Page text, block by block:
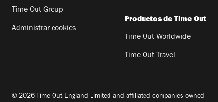
Time Out Group
Administrar cookies
Productos de Time Out
Time Out Worldwide
Time Out Travel
© 2026 Time Out England Limited and affiliated companies owned